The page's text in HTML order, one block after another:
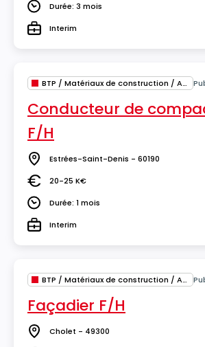
DuréeDurée: 3 mois
TypeInterim
BTP / Matériaux de construction / Architecture
Conducteur de
F/H
Lieu Estrées-Saint-Denis - 60190
Salaire20-25 K€
DuréeDurée: 1 mois
TypeInterim
BTP / Matériaux de construction / Architecture
Façadier F/H
Lieu Cholet - 49300